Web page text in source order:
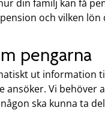
din familj kan få
och vilken lön
pengarna
ut information
ansöker. Vi behöver
ska kunna ta